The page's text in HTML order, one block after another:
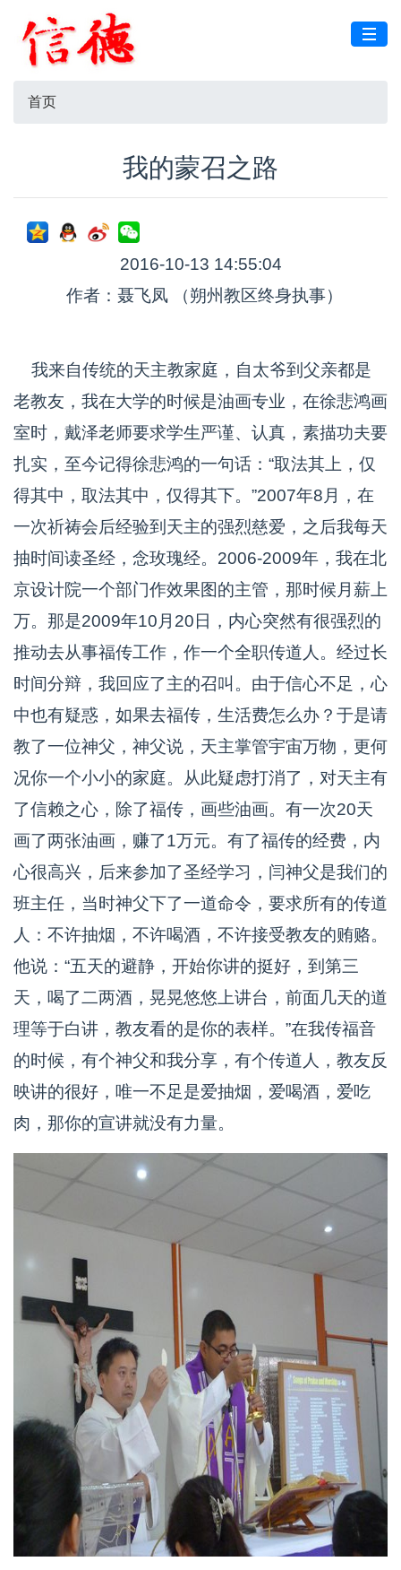
首页
我的蒙召之路
2016-10-13 14:55:04
作者：聂飞凤 （朔州教区终身执事）
我来自传统的天主教家庭，自太爷到父亲都是
老教友，我在大学的时候是油画专业，在徐悲鸿画
室时，戴泽老师要求学生严谨、认真，素描功夫要
扎实，至今记得徐悲鸿的一句话：“取法其上，仅
得其中，取法其中，仅得其下。”2007年8月，在
一次祈祷会后经验到天主的强烈慈爱，之后我每天
抽时间读圣经，念玫瑰经。2006-2009年，我在北
京设计院一个部门作效果图的主管，那时候月薪上
万。那是2009年10月20日，内心突然有很强烈的
推动去从事福传工作，作一个全职传道人。经过长
时间分辩，我回应了主的召叫。由于信心不足，心
中也有疑惑，如果去福传，生活费怎么办？于是请
教了一位神父，神父说，天主掌管宇宙万物，更何
况你一个小小的家庭。从此疑虑打消了，对天主有
了信赖之心，除了福传，画些油画。有一次20天
画了两张油画，赚了1万元。有了福传的经费，内
心很高兴，后来参加了圣经学习，闫神父是我们的
班主任，当时神父下了一道命令，要求所有的传道
人：不许抽烟，不许喝酒，不许接受教友的贿赂。
他说：“五天的避静，开始你讲的挺好，到第三
天，喝了二两酒，晃晃悠悠上讲台，前面几天的道
理等于白讲，教友看的是你的表样。”在我传福音
的时候，有个神父和我分享，有个传道人，教友反
映讲的很好，唯一不足是爱抽烟，爱喝酒，爱吃
肉，那你的宣讲就没有力量。